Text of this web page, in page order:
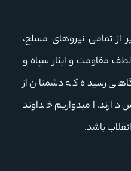
از تمامی نیروهای مسلح،
مقاومت و ایثار سپاه و
رسیده که دشمنان از
امیدواریم خداوند
باشد.